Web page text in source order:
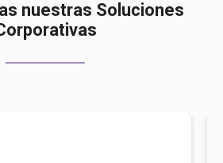
nuestras Soluciones